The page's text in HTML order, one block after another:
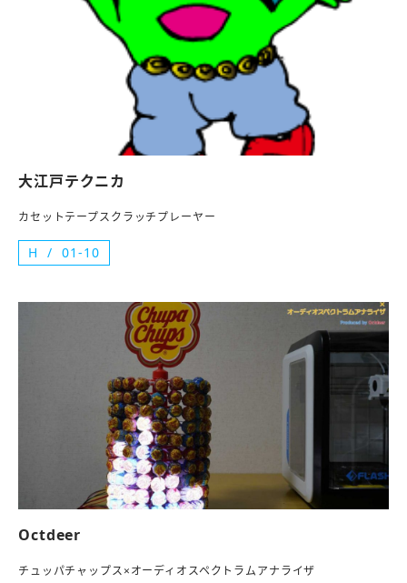
大江戸テクニカ
カセットテープスクラッチプレーヤー
H 01-10
Octdeer
チュッパチャップス×オーディオスペクトラムアナライザ